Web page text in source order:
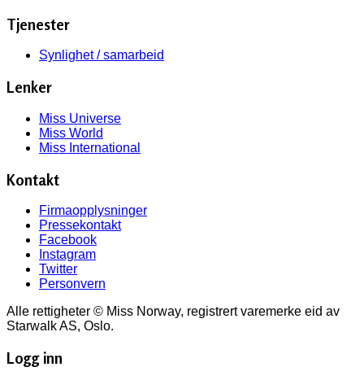
Tjenester
Synlighet / samarbeid
Lenker
Miss Universe
Miss World
Miss International
Kontakt
Firmaopplysninger
Pressekontakt
Facebook
Instagram
Twitter
Personvern
Alle rettigheter © Miss Norway, registrert varemerke eid av
Starwalk AS, Oslo.
Logg inn